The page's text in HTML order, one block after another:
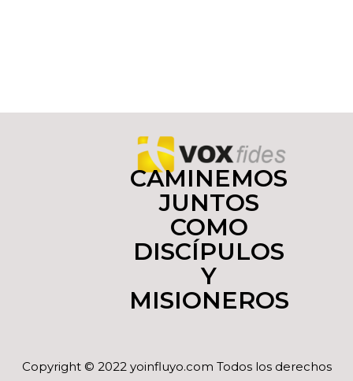
CAMINEMOS
JUNTOS
COMO
DISCÍPULOS
Y
MISIONEROS
Copyright © 2022 yoinfluyo.com Todos los derechos